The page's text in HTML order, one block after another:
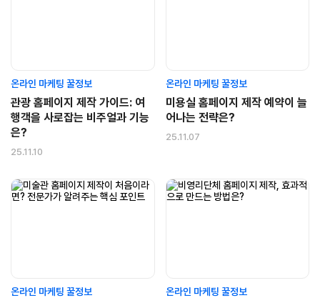
온라인 마케팅 꿀정보
관광 홈페이지 제작 가이드: 여
행객을 사로잡는 비주얼과 기능
은?
25.11.10
온라인 마케팅 꿀정보
미용실 홈페이지 제작 예약이 늘
어나는 전략은?
25.11.07
온라인 마케팅 꿀정보 온라인 마케팅 꿀정보